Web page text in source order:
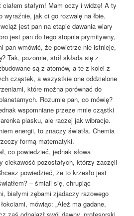
stałym! Mam oczy i widzę! A ty
wyraźnie, jak ci go rozwalę na łbie.
jest pan na etapie dawania wiary
jest pan do tego stopnia prymitywny,
pan wmówić, że powietrze nie istnieje,
Tak, pozornie, stół składa się z
są z atomów, a te z kolei z
cząstek, a wszystkie one oddzielone
które można porównać do
Rozumie pan, co mówię?
wspomniane przeze mnie cząstki
piasku, ale raczej jak wibracje.
energii, to znaczy światła. Chemia
formą matematyki.
co powiedzieć, jednak słowa
ciekawość pozostałych, którzy zaczęli
powiedzieć, że to krzesło jest
– śmiali się, chrupiąc
białymi zębami zjadaczy razowego
mówiąc: „Ależ ma gadane,